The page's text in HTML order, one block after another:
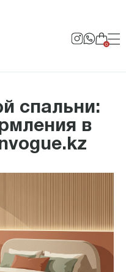
0
спальни:
в